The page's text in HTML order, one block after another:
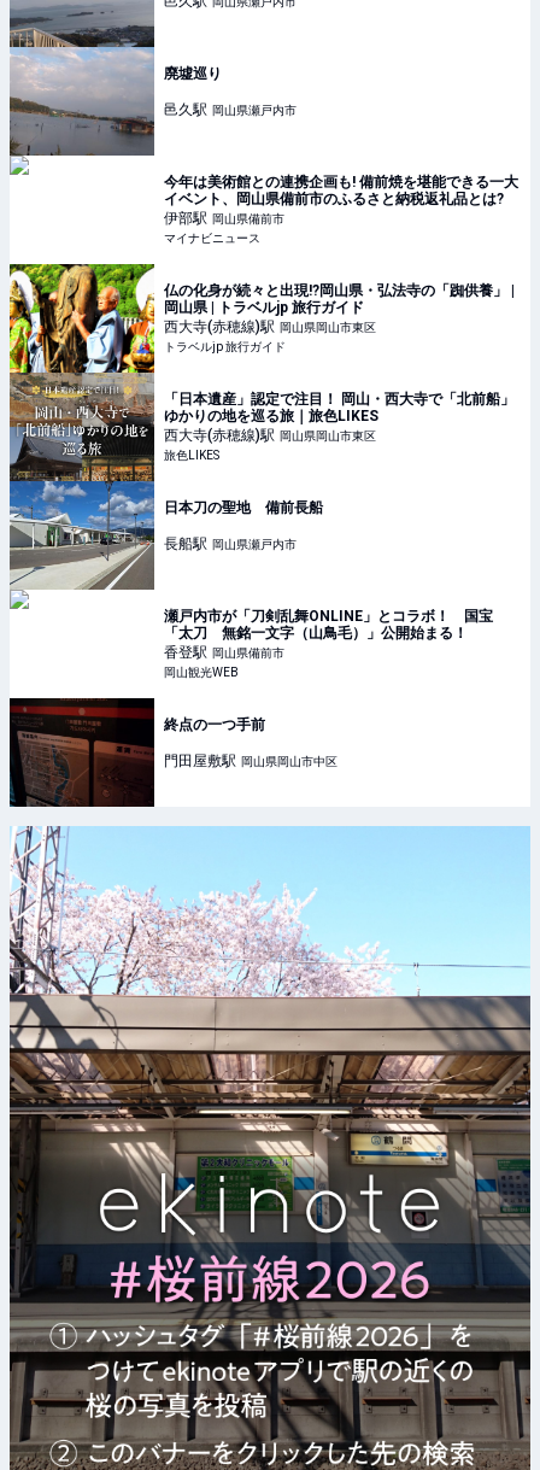
廃墟巡り
邑久駅 岡山県瀬戸内市
今年は美術館との連携企画も! 備前焼を堪能できる一大
イベント、岡山県備前市のふるさと納税返礼品とは?
伊部駅 岡山県備前市
マイナビニュース
仏の化身が続々と出現!?岡山県・弘法寺の「踟供養」 |
岡山県 | トラベルjp 旅行ガイド
西大寺(赤穂線)駅 岡山県岡山市東区
トラベルjp 旅行ガイド
「日本遺産」認定で注目！ 岡山・西大寺で「北前船」
ゆかりの地を巡る旅｜旅色LIKES
西大寺(赤穂線)駅 岡山県岡山市東区
旅色LIKES
日本刀の聖地 備前長船
長船駅 岡山県瀬戸内市
瀬戸内市が「刀剣乱舞ONLINE」とコラボ！ 国宝
「太刀 無銘一文字（山鳥毛）」公開始まる！
香登駅 岡山県備前市
岡山観光WEB
終点の一つ手前
門田屋敷駅 岡山県岡山市中区